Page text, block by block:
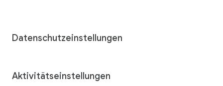
Datenschutzeinstellungen
Aktivitätseinstellungen